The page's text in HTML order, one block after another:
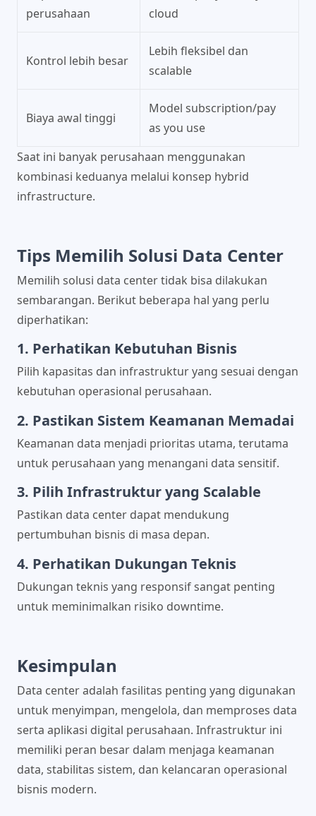
perusahaan
cloud
Kontrol lebih besar
Lebih fleksibel dan
scalable
Biaya awal tinggi
Model subscription/pay
as you use
Saat ini banyak perusahaan menggunakan
kombinasi keduanya melalui konsep hybrid
infrastructure.
Tips Memilih Solusi Data Center
Memilih solusi data center tidak bisa dilakukan
sembarangan. Berikut beberapa hal yang perlu
diperhatikan:
1. Perhatikan Kebutuhan Bisnis
Pilih kapasitas dan infrastruktur yang sesuai dengan
kebutuhan operasional perusahaan.
2. Pastikan Sistem Keamanan Memadai
Keamanan data menjadi prioritas utama, terutama
untuk perusahaan yang menangani data sensitif.
3. Pilih Infrastruktur yang Scalable
Pastikan data center dapat mendukung
pertumbuhan bisnis di masa depan.
4. Perhatikan Dukungan Teknis
Dukungan teknis yang responsif sangat penting
untuk meminimalkan risiko downtime.
Kesimpulan
Data center adalah fasilitas penting yang digunakan
untuk menyimpan, mengelola, dan memproses data
serta aplikasi digital perusahaan. Infrastruktur ini
memiliki peran besar dalam menjaga keamanan
data, stabilitas sistem, dan kelancaran operasional
bisnis modern.